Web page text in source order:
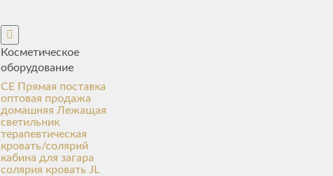
Косметическое
оборудование
CE Прямая поставка
оптовая продажа
домашняя Лежащая
светильник
терапевтическая
кровать/солярий
кабина для загара
солярия кровать JL